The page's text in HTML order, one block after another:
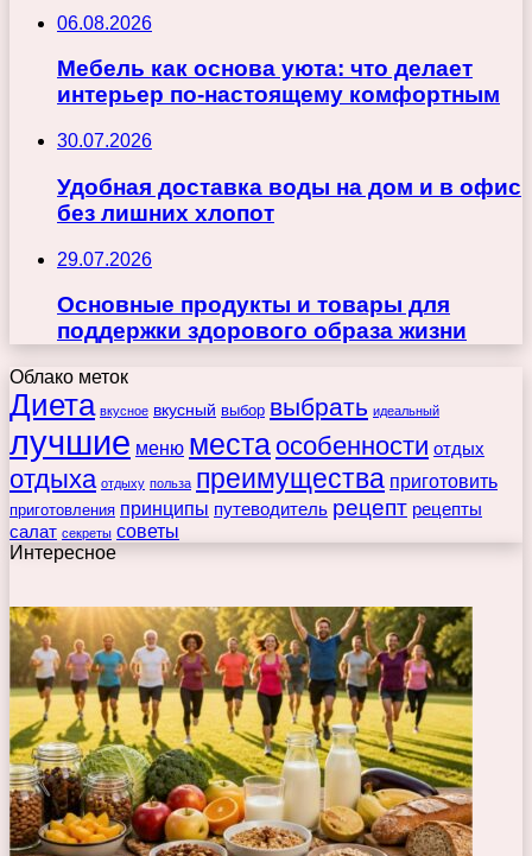
06.08.2026
Мебель как основа уюта: что делает
интерьер по-настоящему комфортным
30.07.2026
Удобная доставка воды на дом и в офис
без лишних хлопот
29.07.2026
Основные продукты и товары для
поддержки здорового образа жизни
Облако меток
Диета вкусное вкусный выбор выбрать идеальный
лучшие меню места особенности отдых
отдыха отдыху польза преимущества приготовить
приготовления принципы путеводитель рецепт рецепты
салат секреты советы
Интересное